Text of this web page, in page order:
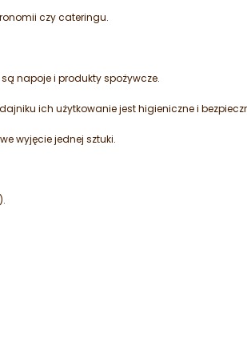
czy cateringu.
napoje i produkty spożywcze.
ich użytkowanie jest higieniczne i
wyjęcie jednej sztuki.